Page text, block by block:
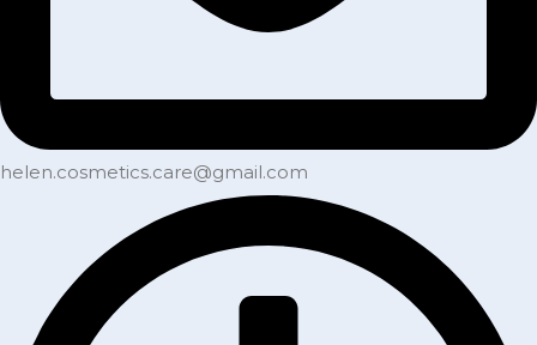
helen.cosmetics.care@gmail.com